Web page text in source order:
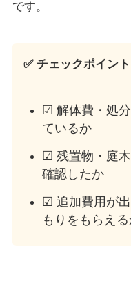
です。
✅ チェックポイント
☑ 解体費・処
ているか
☑ 残置物・庭
確認したか
☑ 追加費用が
もりをもらえ